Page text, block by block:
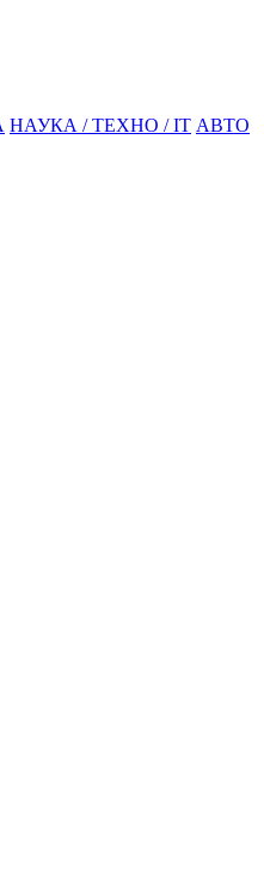
НАУКА / ТЕХНО / IT АВТО